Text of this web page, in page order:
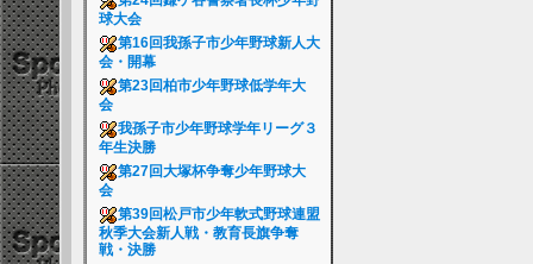
球大会
第16回我孫子市少年野球新人大
会・開幕
第23回柏市少年野球低学年大
会
我孫子市少年野球学年リーグ３
年生決勝
第27回大塚杯争奪少年野球大
会
第39回松戸市少年軟式野球連盟
秋季大会新人戦・教育長旗争奪
戦・決勝